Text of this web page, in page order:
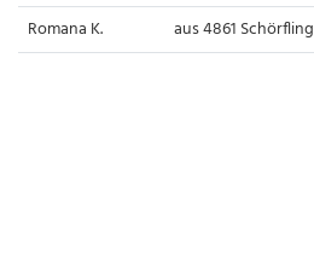
Romana K.
aus 4861 Schörfling